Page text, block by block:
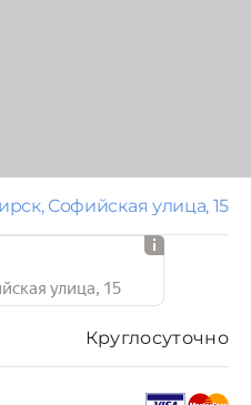
Круглосуточно
Софийская улица, 15
улица, 15